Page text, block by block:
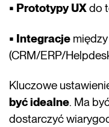
• Prototypy UXdo
• Integracje
(CRM/ERP/
Kluczowe
być idealne. Ma
dostarczyć